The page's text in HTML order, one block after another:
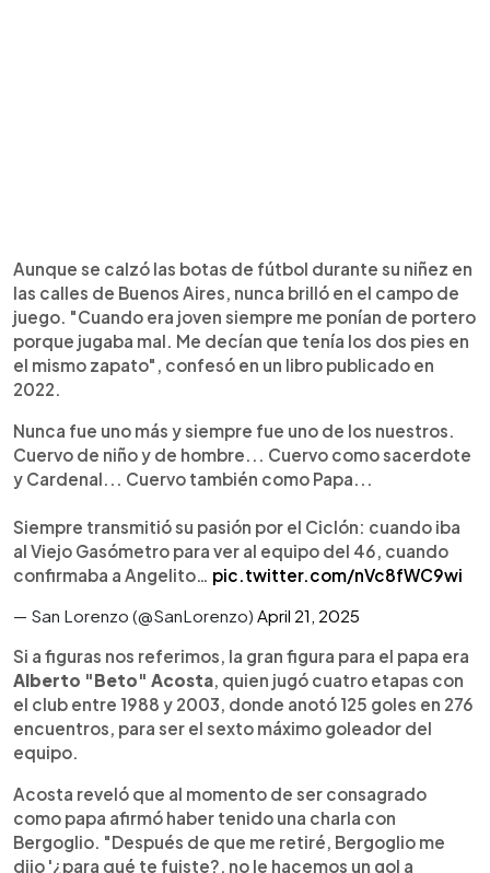
Aunque se calzó las botas de fútbol durante su niñez en
las calles de Buenos Aires, nunca brilló en el campo de
juego. "Cuando era joven siempre me ponían de portero
porque jugaba mal. Me decían que tenía los dos pies en
el mismo zapato", confesó en un libro publicado en
2022.
Nunca fue uno más y siempre fue uno de los nuestros.
Cuervo de niño y de hombre... Cuervo como sacerdote
y Cardenal... Cuervo también como Papa...
Siempre transmitió su pasión por el Ciclón: cuando iba
al Viejo Gasómetro para ver al equipo del 46, cuando
confirmaba a Angelito… pic.twitter.com/nVc8fWC9wi
— San Lorenzo (@SanLorenzo) April 21, 2025
Si a figuras nos referimos, la gran figura para el papa era
Alberto "Beto" Acosta , quien jugó cuatro etapas con
el club entre 1988 y 2003, donde anotó 125 goles en 276
encuentros, para ser el sexto máximo goleador del
equipo.
Acosta reveló que al momento de ser consagrado
como papa afirmó haber tenido una charla con
Bergoglio. "Después de que me retiré, Bergoglio me
dijo '¿para qué te fuiste?, no le hacemos un gol a